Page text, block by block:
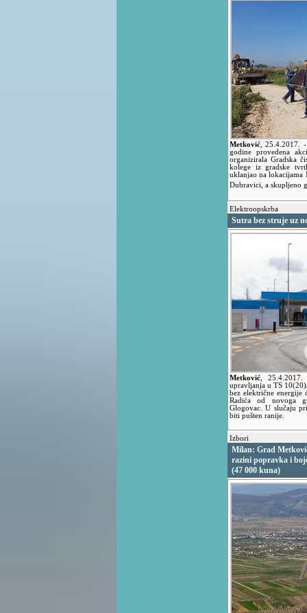
Metković ,25.4.2017. -
godine provedena
organizirala Gradska
kolege iz gradske
uklanjao na lokacijama
Dubravici, a skupljeno
Elektroopskrba
Sutra bez struje uz
Metković ,
upravljanja u TS
bez električne
Radića od novoga
Glogovac. U slučaju
biti pušten ranije.
Izbori
Milan: Grad
razini popravka i
(47 000 kuna)